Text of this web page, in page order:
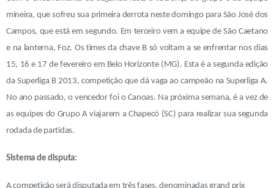
mineira, que sofreu sua primeira derrota neste domingo para São José dos
Campos, que está em segundo. Em terceiro vem a equipe de São Caetano
e na lanterna, Foz. Os times da chave B só voltam a se enfrentar nos dias
15, 16 e 17 de fevereiro em Belo Horizonte (MG). Esta é a segunda edição
da Superliga B 2013, competição que dá vaga ao campeão na Superliga A.
No ano passado, o vencedor foi o Canoas. Na próxima semana, é a vez de
as equipes do Grupo A viajarem a Chapecó (SC) para realizar sua segunda
rodada de partidas.
Sistema de disputa:
A competição será disputada em três fases, denominadas grand prix